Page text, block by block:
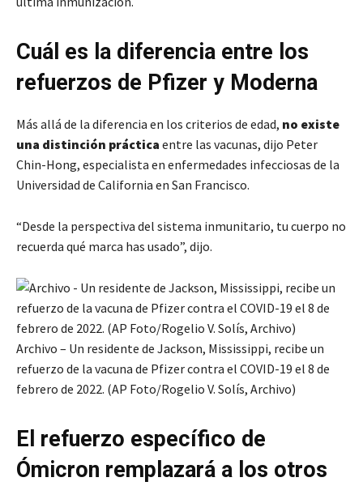
Cuál es la diferencia entre los
refuerzos de Pfizer y Moderna
Más allá de la diferencia en los criterios de edad, no existe
una distinción práctica entre las vacunas, dijo Peter
Chin-Hong, especialista en enfermedades infecciosas de la
Universidad de California en San Francisco.
“Desde la perspectiva del sistema inmunitario, tu cuerpo no
recuerda qué marca has usado”, dijo.
Archivo – Un residente de Jackson, Mississippi, recibe un
refuerzo de la vacuna de Pfizer contra el COVID-19 el 8 de
febrero de 2022. (AP Foto/Rogelio V. Solís, Archivo)
El refuerzo específico de
Ómicron remplazará a los otros